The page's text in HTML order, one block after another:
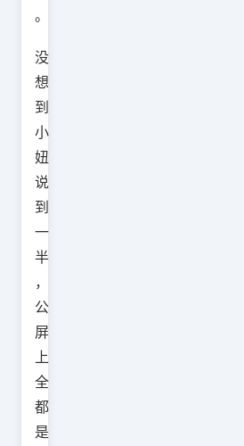
。
没
想
到
小
妞
说
到
一
半
，
公
屏
上
全
都
是